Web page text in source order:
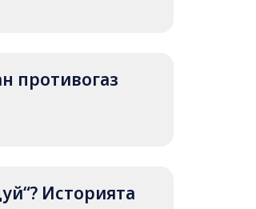
противогаз
Историята